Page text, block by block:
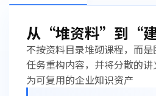
从“堆资料”到“
不按资料目录堆砌课程，而
任务重构内容，并将分散的
为可复用的企业知识资产